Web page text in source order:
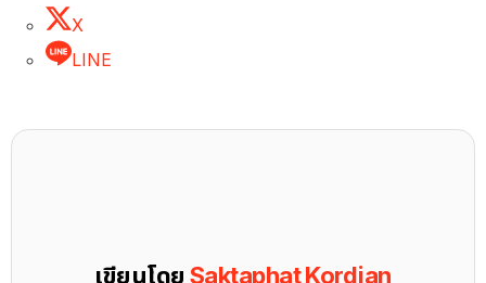
X
LINE
เขียนโดย Saktaphat Kordjan